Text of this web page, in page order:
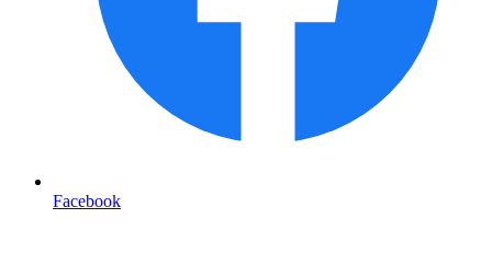
Facebook